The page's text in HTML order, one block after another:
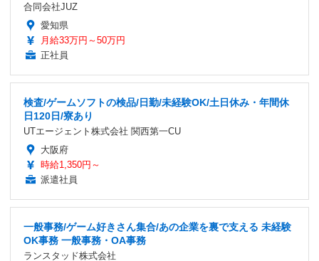
合同会社JUZ
愛知県
月給33万円～50万円
正社員
検査/ゲームソフトの検品/日勤/未経験OK/土日休み・年間休
日120日/寮あり
UTエージェント株式会社 関西第一CU
大阪府
時給1,350円～
派遣社員
一般事務/ゲーム好きさん集合/あの企業を裏で支える 未経験
OK事務 一般事務・OA事務
ランスタッド株式会社